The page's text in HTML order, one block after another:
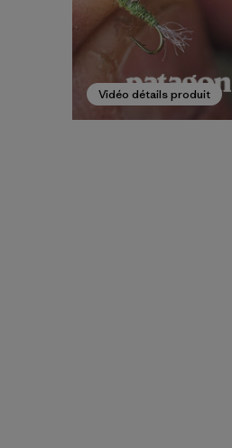
Vidéo détails produit